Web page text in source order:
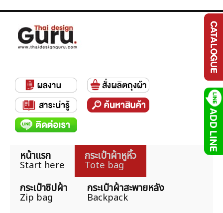
หน้าแรก
Start here
กระเป๋าผ้าหูหิ้ว
Tote bag
กระเป๋าซิปผ้า
Zip bag
กระเป๋าผ้าสะพายหลัง
Backpack